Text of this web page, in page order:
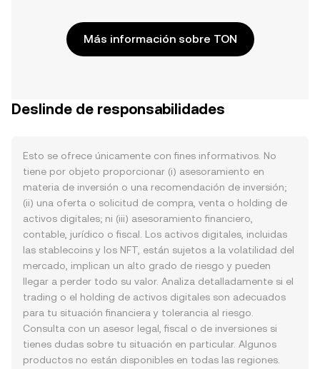
Más información sobre TON
Deslinde de responsabilidades
Esto se ofrece únicamente con fines informativos. No
tiene por objeto proporcionar (i) asesoramiento en
materia de inversión o una recomendación de inversión;
(ii) una oferta o solicitud de compra, venta o holding de
activos digitales; ni (iii) asesoramiento financiero,
contable, jurídico o fiscal. Los activos digitales, incluidas
las stablecoins y los NFT, están sujetos a la volatilidad del
mercado, implican un alto grado de riesgo y pueden
llegar a perder todo su valor. Analiza detalladamente si el
trading o el holding de activos digitales son adecuados
para tu situación financiera y tolerancia al riesgo.
Consulta con un asesor legal, fiscal o de inversiones si
tienes dudas sobre tu situación en particular. Algunos
productos no están disponibles en todas las regiones.